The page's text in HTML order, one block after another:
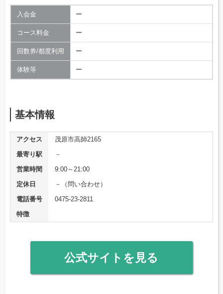
入会金 ー
コース料金 ー
回数券/都度利用 ー
体験等 ー
基本情報
アクセス
茂原市高師2165
最寄り駅
－
営業時間
9:00～21:00
定休日
－（問い合わせ）
電話番号
0475-23-2811
特徴
公式サイトを見る